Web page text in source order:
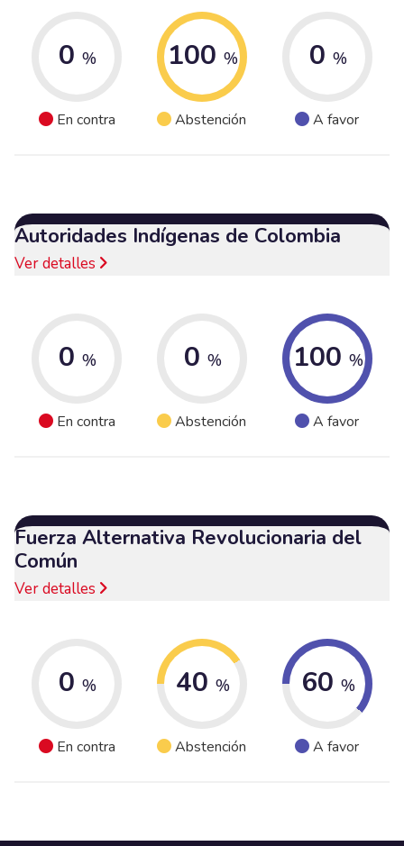
0 %
En contra
100 %
Abstención
0 %
A favor
Autoridades Indígenas de Colombia
Ver detalles
0 %
En contra
0 %
Abstención
100 %
A favor
Fuerza Alternativa Revolucionaria del
Común
Ver detalles
0 %
En contra
40 %
Abstención
60 %
A favor